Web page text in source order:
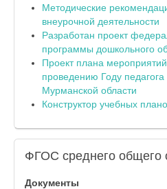
Методические
внеурочной деятельности
Разработан проект
программы дошкольного
Проект плана
проведению Году педагога
Мурманской области
Конструктор учебных
ФГОС среднего общего
Документы